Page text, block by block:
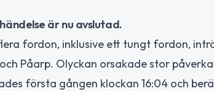
är nu avslutad.
fordon, inklusive ett tungt fordon,
Påarp. Olyckan orsakade stor
första gången klockan 16:04 och